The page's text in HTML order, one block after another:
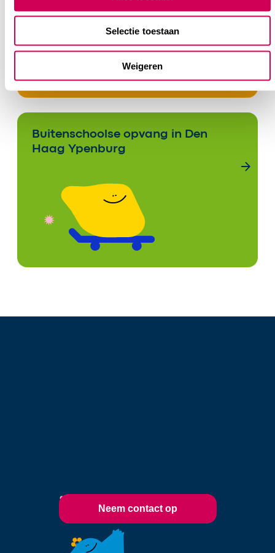
Selectie toestaan
Weigeren
Buitenschoolse opvang in Den
Haag Ypenburg
Neem contact op